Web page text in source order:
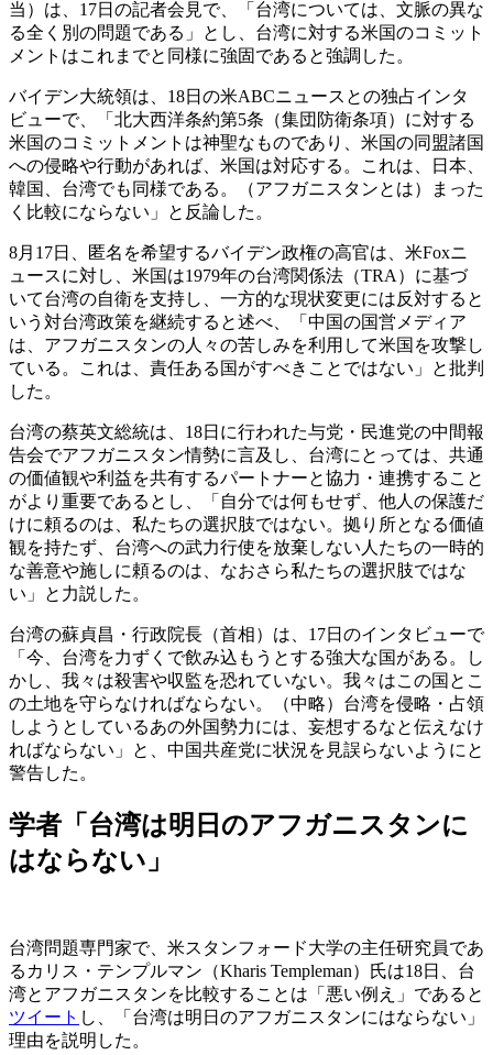
当）は、17日の記者会見で、「台湾については、文脈の異な
る全く別の問題である」とし、台湾に対する米国のコミット
メントはこれまでと同様に強固であると強調した。
バイデン大統領は、18日の米ABCニュースとの独占インタ
ビューで、「北大西洋条約第5条（集団防衛条項）に対する
米国のコミットメントは神聖なものであり、米国の同盟諸国
への侵略や行動があれば、米国は対応する。これは、日本、
韓国、台湾でも同様である。（アフガニスタンとは）まった
く比較にならない」と反論した。
8月17日、匿名を希望するバイデン政権の高官は、米Foxニ
ュースに対し、米国は1979年の台湾関係法（TRA）に基づ
いて台湾の自衛を支持し、一方的な現状変更には反対すると
いう対台湾政策を継続すると述べ、「中国の国営メディア
は、アフガニスタンの人々の苦しみを利用して米国を攻撃し
ている。これは、責任ある国がすべきことではない」と批判
した。
台湾の蔡英文総統は、18日に行われた与党・民進党の中間報
告会でアフガニスタン情勢に言及し、台湾にとっては、共通
の価値観や利益を共有するパートナーと協力・連携すること
がより重要であるとし、「自分では何もせず、他人の保護だ
けに頼るのは、私たちの選択肢ではない。拠り所となる価値
観を持たず、台湾への武力行使を放棄しない人たちの一時的
な善意や施しに頼るのは、なおさら私たちの選択肢ではな
い」と力説した。
台湾の蘇貞昌・行政院長（首相）は、17日のインタビューで
「今、台湾を力ずくで飲み込もうとする強大な国がある。し
かし、我々は殺害や収監を恐れていない。我々はこの国とこ
の土地を守らなければならない。（中略）台湾を侵略・占領
しようとしているあの外国勢力には、妄想するなと伝えなけ
ればならない」と、中国共産党に状況を見誤らないようにと
警告した。
学者「台湾は明日のアフガニスタンに
はならない」
台湾問題専門家で、米スタンフォード大学の主任研究員であ
るカリス・テンプルマン（Kharis Templeman）氏は18日、台
湾とアフガニスタンを比較することは「悪い例え」であると
ツイート し、「台湾は明日のアフガニスタンにはならない」
理由を説明した。